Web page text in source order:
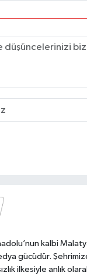
kalbi
gücüdür.
ilkesiyle anlık